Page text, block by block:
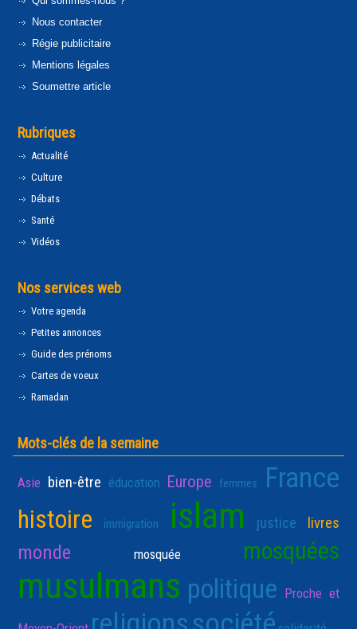
Nous contacter
Régie publicitaire
Mentions légales
Soumettre article
Rubriques
Actualité
Culture
Débats
Santé
Vidéos
Nos services web
Votre agenda
Petites annonces
Guide des prénoms
Cartes de voeux
Ramadan
Mots-clés de la semaine
Asie bien-être éducation Europe femmes France
histoire immigration islam justice livres
monde mosquée mosquées
musulmans politique Proche et